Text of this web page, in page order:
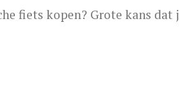
fiets kopen? Grote kans